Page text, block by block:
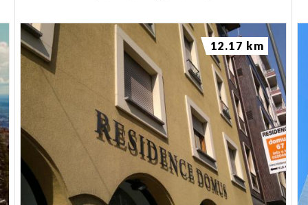
raffigurata una colomba con la scritta "Modo",
mentre Teodolinda risponde "Etiam": le due parole
che, secondo una leggenda medievale, danno
origine all'antico nome di Monza, "Modoetia". I resti
della regina Teodolinda riposano in un sarcofago
posto dietro l'altare. LaCorona Ferrea è custodita
nel tabernacolo dell'altare della cappella di
Teodolinda, costruito nel restauro condotto da
Luca Beltrami (1892-95): è tra i manufatti più noti
dell'età longobarda.
12.17 km